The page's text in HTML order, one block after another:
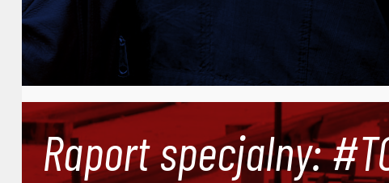
Raport specjalny: